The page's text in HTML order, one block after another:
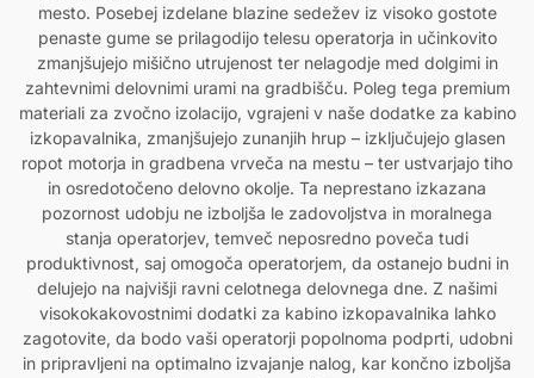
mesto. Posebej izdelane blazine sedežev iz visoko gostote
penaste gume se prilagodijo telesu operatorja in učinkovito
zmanjšujejo mišično utrujenost ter nelagodje med dolgimi in
zahtevnimi delovnimi urami na gradbišču. Poleg tega premium
materiali za zvočno izolacijo, vgrajeni v naše dodatke za kabino
izkopavalnika, zmanjšujejo zunanjih hrup – izključujejo glasen
ropot motorja in gradbena vrveča na mestu – ter ustvarjajo tiho
in osredotočeno delovno okolje. Ta neprestano izkazana
pozornost udobju ne izboljša le zadovoljstva in moralnega
stanja operatorjev, temveč neposredno poveča tudi
produktivnost, saj omogoča operatorjem, da ostanejo budni in
delujejo na najvišji ravni celotnega delovnega dne. Z našimi
visokokakovostnimi dodatki za kabino izkopavalnika lahko
zagotovite, da bodo vaši operatorji popolnoma podprti, udobni
in pripravljeni na optimalno izvajanje nalog, kar končno izboljša